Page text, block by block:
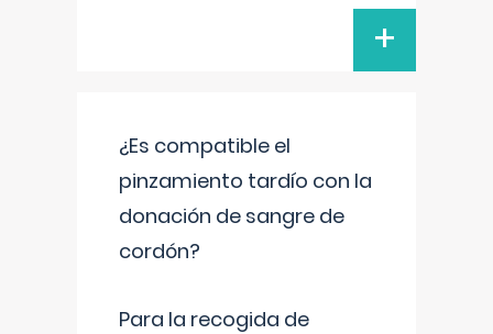
+
¿Es compatible el
pinzamiento tardío con la
donación de sangre de
cordón?
Para la recogida de